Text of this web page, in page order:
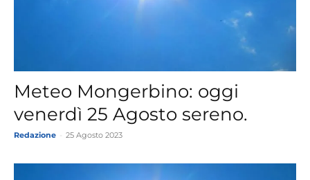
Meteo Mongerbino: oggi
venerdì 25 Agosto sereno.
Redazione 25 Agosto 2023